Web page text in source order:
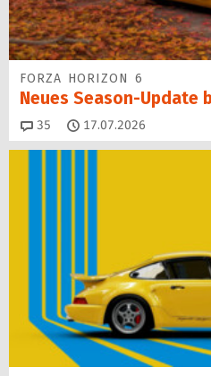
FORZA HORIZON 6
Neues Season-Update
35 Kommentare
17.07.2026